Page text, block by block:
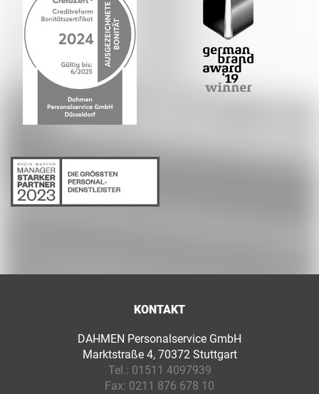
KONTAKT
DAHMEN Personalservice GmbH
Marktstraße 4, 70372 Stuttgart
Tel.: 01511 4097939
Fax: 0211 876 678 10